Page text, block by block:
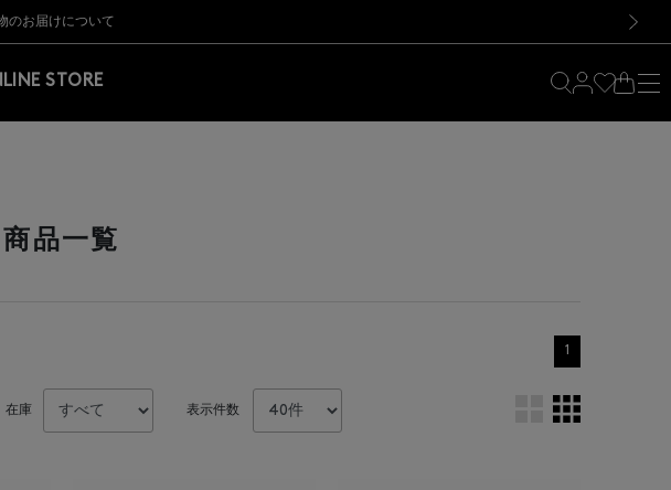
お買上げで常時送料無料！お買い物の際は会員登録を！
らせ】（2026.8.5）
のお届けについて
ご注意事項
お買上げで常時送料無料！お買い物の際は会員登録を！
らせ】（2026.8.5）
STORE
商品一覧
1
在庫 表示件数